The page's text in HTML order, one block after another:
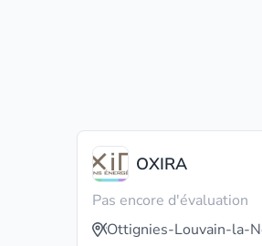
OXIRA
Pas encore d'évaluation
Ottignies-Louvain-la-